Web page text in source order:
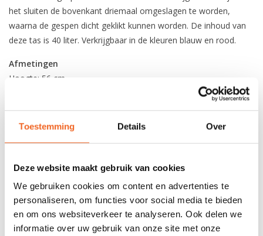
Toestemming Details Over
Deze website maakt gebruik van cookies
We gebruiken cookies om content en advertenties te
personaliseren, om functies voor social media te bieden
en om ons websiteverkeer te analyseren. Ook delen we
informatie over uw gebruik van onze site met onze
het sluiten de bovenkant driemaal omgeslagen te worden,
waarna de gespen dicht geklikt kunnen worden. De inhoud van
deze tas is 40 liter. Verkrijgbaar in de kleuren blauw en rood.
Afmetingen
Hoogte: 56 cm
Nog niet gewaardeerd
0 sterren op basis van 0 beoordelingen
JE BEOORDELING TOEVOEGEN